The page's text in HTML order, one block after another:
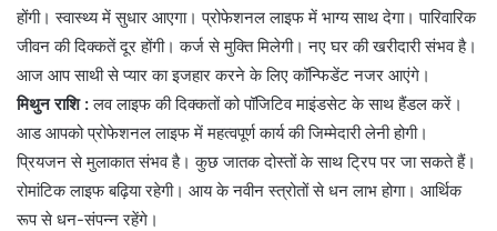
होंगी। स्वास्थ्य में सुधार आएगा। प्रोफेशनल लाइफ में भाग्य साथ देगा। पारिवारिक
जीवन की दिक्कतें दूर होंगी। कर्ज से मुक्ति मिलेगी। नए घर की खरीदारी संभव है।
आज आप साथी से प्यार का इजहार करने के लिए कॉन्फिडेंट नजर आएंगे।
मिथुन राशि :लव लाइफ की दिक्कतों को पॉजिटिव माइंडसेट के साथ हैंडल करें।
आड आपको प्रोफेशनल लाइफ में महत्वपूर्ण कार्य की जिम्मेदारी लेनी होगी।
प्रियजन से मुलाकात संभव है। कुछ जातक दोस्तों के साथ ट्रिप पर जा सकते हैं।
रोमांटिक लाइफ बढ़िया रहेगी। आय के नवीन स्त्रोतों से धन लाभ होगा। आर्थिक
रूप से धन-संपन्न रहेंगे।